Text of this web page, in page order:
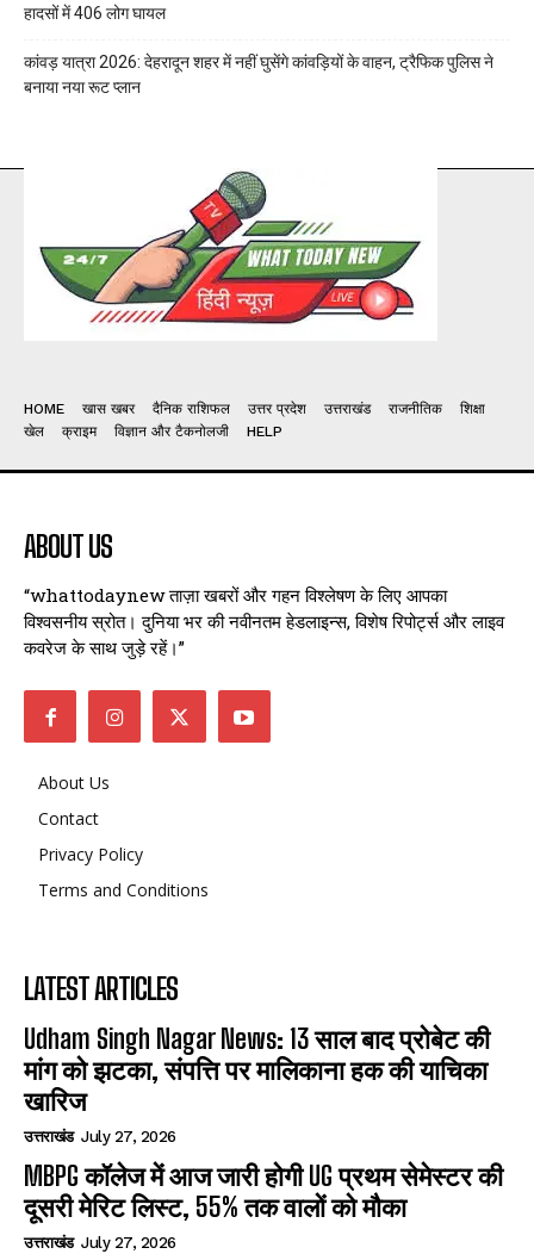
हादसों में 406 लोग घायल
कांवड़ यात्रा 2026: देहरादून शहर में नहीं घुसेंगे कांवड़ियों के वाहन, ट्रैफिक पुलिस ने
बनाया नया रूट प्लान
HOME खास खबर दैनिक राशिफल उत्तर प्रदेश उत्तराखंड राजनीतिक
शिक्षा
खेल
क्राइम विज्ञान और टैकनोलजी HELP
ABOUT US
“whattodaynew ताज़ा खबरों और गहन विश्लेषण के लिए आपका
विश्वसनीय स्रोत। दुनिया भर की नवीनतम हेडलाइन्स, विशेष रिपोर्ट्स और लाइव
कवरेज के साथ जुड़े रहें।”
About Us
Contact
Privacy Policy
Terms and Conditions
LATEST ARTICLES
Udham Singh Nagar News: 13 साल बाद प्रोबेट की
मांग को झटका, संपत्ति पर मालिकाना हक की याचिका
खारिज
उत्तराखंड July 27, 2026
MBPG कॉलेज में आज जारी होगी UG प्रथम सेमेस्टर की
दूसरी मेरिट लिस्ट, 55% तक वालों को मौका
उत्तराखंड July 27, 2026